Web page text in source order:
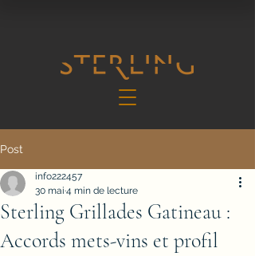
Post
Sterling Grillades Gatineau :
Accords mets-vins et profil
info222457
30 mai 4 min de lecture